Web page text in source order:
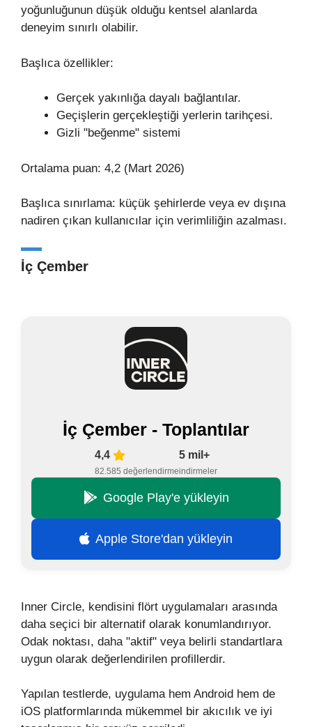
yoğunluğunun düşük olduğu kentsel alanlarda
deneyim sınırlı olabilir.
Başlıca özellikler:
Gerçek yakınlığa dayalı bağlantılar.
Geçişlerin gerçekleştiği yerlerin tarihçesi.
Gizli "beğenme" sistemi
Ortalama puan: 4,2 (Mart 2026)
Başlıca sınırlama: küçük şehirlerde veya ev dışına
nadiren çıkan kullanıcılar için verimliliğin azalması.
İç Çember
İç Çember - Toplantılar
4,4
82.585 değerlendirme
5 mil+
indirmeler
Google Play'e yükleyin
Apple Store'dan yükleyin
Inner Circle, kendisini flört uygulamaları arasında
daha seçici bir alternatif olarak konumlandırıyor.
Odak noktası, daha "aktif" veya belirli standartlara
uygun olarak değerlendirilen profillerdir.
Yapılan testlerde, uygulama hem Android hem de
iOS platformlarında mükemmel bir akıcılık ve iyi